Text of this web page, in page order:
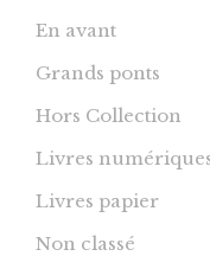
En avant
Grands ponts
Hors Collection
Livres
Livres papier
Non classé